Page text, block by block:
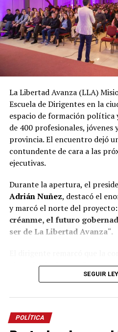
La Libertad Avanza (LLA)
Escuela de Dirigentes en la
espacio de formación política
de 400 profesionales, jóvenes
provincia. El encuentro dejó
contundente de cara a las
ejecutivas.
Durante la apertura, el
Adrián Nuñez, destacó el
y marcó el norte del proyecto:
créanme, el futuro
ser de La Libertad Avanza“.
el resultado de un esfuerzo
construido en tiempo récord.
acá es porque tuvimos la
construir esto en menos de 18
subrayando el desafío de
SEGUIR
POLÍTICA